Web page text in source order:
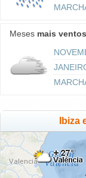
Meses mais
Ibiza